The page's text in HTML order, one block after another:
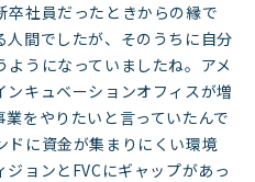
卒社員だったときからの縁で
間でしたが、そのうちに自分
うになっていましたね。アメ
ンキュベーションオフィスが増
をやりたいと言っていたんで
ドに資金が集まりにくい環境
ョンとFVCにギャップがあっ